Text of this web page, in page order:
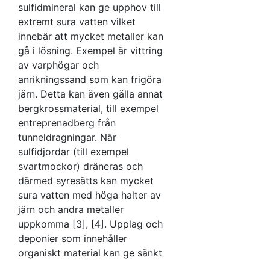
sulfidmineral kan ge upphov till
extremt sura vatten vilket
innebär att mycket metaller kan
gå i lösning. Exempel är vittring
av varphögar och
anrikningssand som kan frigöra
järn. Detta kan även gälla annat
bergkrossmaterial, till exempel
entreprenadberg från
tunneldragningar. När
sulfidjordar (till exempel
svartmockor) dräneras och
därmed syresätts kan mycket
sura vatten med höga halter av
järn och andra metaller
uppkomma [3], [4]. Upplag och
deponier som innehåller
organiskt material kan ge sänkt